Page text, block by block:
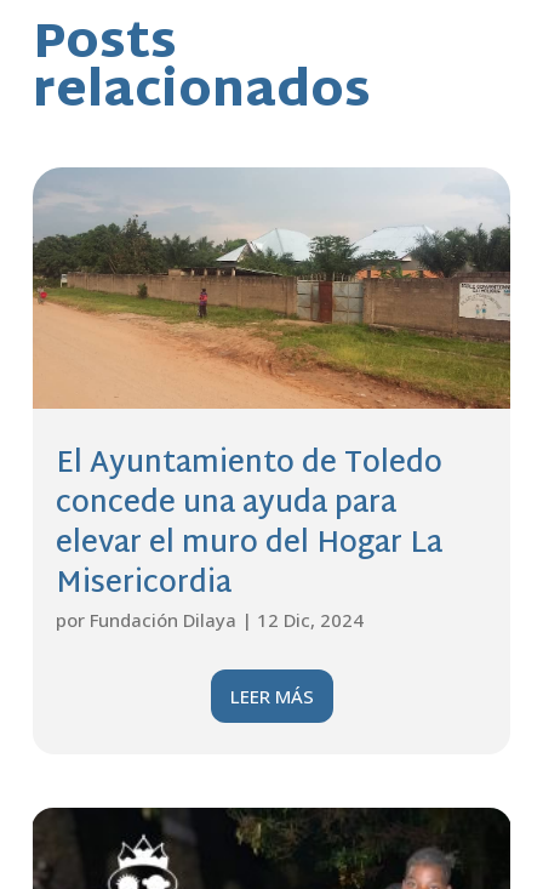
Posts
relacionados
El Ayuntamiento de Toledo
concede una ayuda para
elevar el muro del Hogar La
Misericordia
por Fundación Dilaya | 12 Dic, 2024
LEER MÁS